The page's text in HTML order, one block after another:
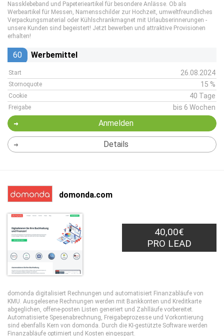
Nassklebeband und Papeterieartikel für besondere Anlässe. Ob als
Werbeartikel für Messen, Namensschilder zur Hochzeit, umweltfreundliches
Verpackungsmaterial oder Kühlschrankmagnet mit Urlaubserinnerungen -
unsere Kunden sind begeistert! Jetzt bewerben und attraktive Provisionen
erhalten!
60 Werbemittel
Start 26.08.2024
Stornoquote 15 %
Cookie 40 Tage
Freigabe bis 6 Wochen
Anmelden
Details
domonda.com
40,00€
PRO LEAD
domonda digitalisiert Rechnungen und automatisiert Finanzabläufe von
KMU. Ausgelesene Rechnungen werden mit Bankkonten und Kreditkarte
abgeglichen, offene-posten Listen generiert und Zahlläufe vorbereitet.
Automatisierte Spesenabrechnung, Freigabeprozesse und Vorkontierung
sind ebenfalls Kern von domonda. Durch die KI-gestützte Software werden
Finanzabläufe optimiert und Kosten eingespart.